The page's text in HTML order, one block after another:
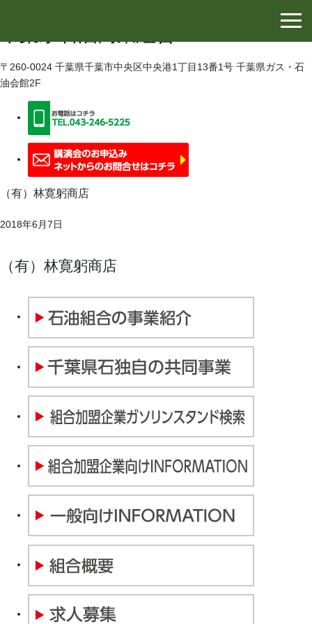
〒260-0024 千葉県千葉市中央区中央港1丁目13番1号 千葉県ガス・石
油会館2F
（有）林寛躬商店
2018年6月7日
（有）林寛躬商店